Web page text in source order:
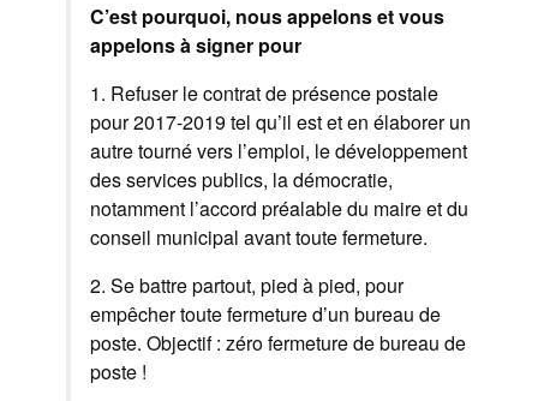
C’est pourquoi, nous appelons et vous
appelons à signer pour
1. Refuser le contrat de présence postale
pour 2017-2019 tel qu’il est et en élaborer un
autre tourné vers l’emploi, le développement
des services publics, la démocratie,
notamment l’accord préalable du maire et du
conseil municipal avant toute fermeture.
2. Se battre partout, pied à pied, pour
empêcher toute fermeture d’un bureau de
poste. Objectif : zéro fermeture de bureau de
poste !